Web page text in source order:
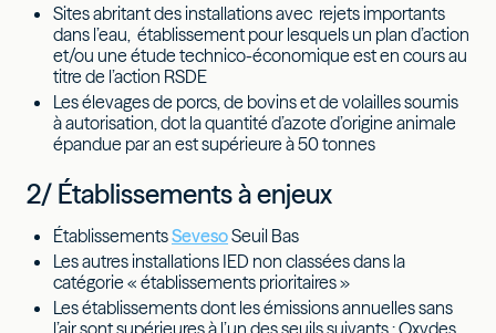
Sites abritant des installations avec rejets importants
dans l’eau, établissement pour lesquels un plan d’action
et/ou une étude technico-économique est en cours au
titre de l’action RSDE
Les élevages de porcs, de bovins et de volailles soumis
à autorisation, dot la quantité d’azote d’origine animale
épandue par an est supérieure à 50 tonnes
2/ Établissements à enjeux
ÉtablissementsSevesoSeuil Bas
Les autres installations IED non classées dans la
catégorie « établissements prioritaires »
Les établissements dont les émissions annuelles sans
l’air sont supérieures à l’un des seuils suivants : Oxydes